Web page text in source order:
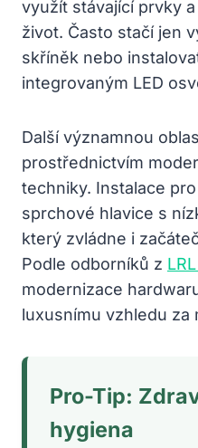
využít stávající prvky
život. Často stačí jen
skříněk nebo
integrovaným LED
Další významnou
prostřednictvím
techniky. Instalace
sprchové hlavice s
který zvládne i
Podle odborníků z
modernizace
luxusnímu vzhledu za
Pro-Tip:
hygiena